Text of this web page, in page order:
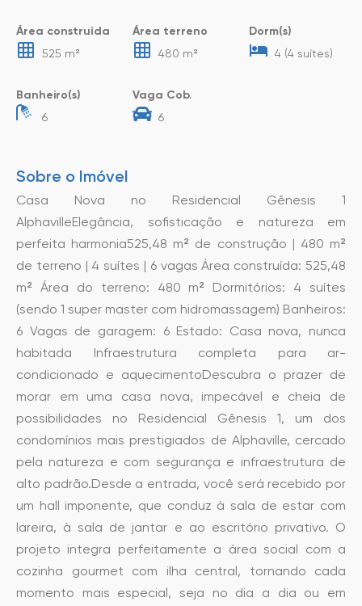
Área construída
525 m²
Área terreno
480 m²
Dorm(s)
4 (4 suítes)
Banheiro(s)
6
Vaga Cob.
6
Sobre o Imóvel
Casa Nova no Residencial Gênesis 1
AlphavilleElegância, sofisticação e natureza em
perfeita harmonia525,48 m² de construção | 480 m²
de terreno | 4 suítes | 6 vagas Área construída: 525,48
m² Área do terreno: 480 m² Dormitórios: 4 suítes
(sendo 1 super master com hidromassagem) Banheiros:
6 Vagas de garagem: 6 Estado: Casa nova, nunca
habitada Infraestrutura completa para ar-
condicionado e aquecimentoDescubra o prazer de
morar em uma casa nova, impecável e cheia de
possibilidades no Residencial Gênesis 1, um dos
condomínios mais prestigiados de Alphaville, cercado
pela natureza e com segurança e infraestrutura de
alto padrão.Desde a entrada, você será recebido por
um hall imponente, que conduz à sala de estar com
lareira, à sala de jantar e ao escritório privativo. O
projeto integra perfeitamente a área social com a
cozinha gourmet com ilha central, tornando cada
momento mais especial, seja no dia a dia ou em